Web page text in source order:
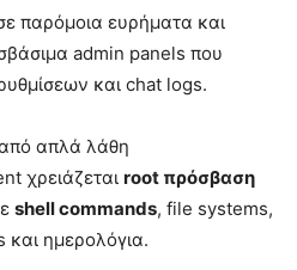
παρόμοια ευρήματα και
admin panels που
και chat logs.
απλά λάθη
χρειάζεται root πρόσβαση
shell commands, file systems,
ημερολόγια.